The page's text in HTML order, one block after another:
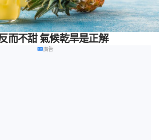
而不甜 氣候乾旱是正解
廣告